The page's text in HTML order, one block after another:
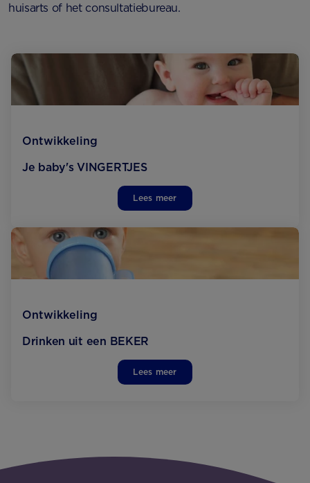
huisarts of het consultatiebureau.
Ontwikkeling
Je baby's VINGERTJES
Lees meer
Ontwikkeling
Drinken uit een BEKER
Lees meer